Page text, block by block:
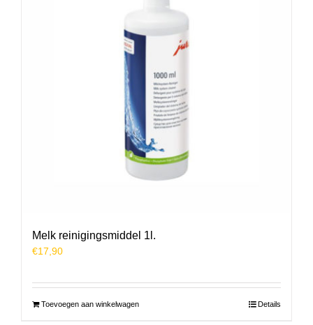
Melk reinigingsmiddel 1l.
€17,90
Toevoegen aan winkelwagen Details